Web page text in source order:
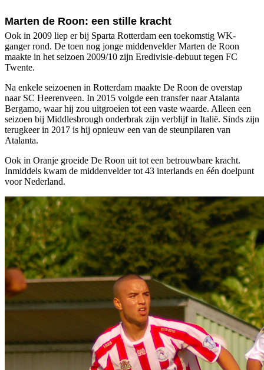
Marten de Roon: een stille kracht
Ook in 2009 liep er bij Sparta Rotterdam een toekomstig WK-
ganger rond. De toen nog jonge middenvelder Marten de Roon
maakte in het seizoen 2009/10 zijn Eredivisie-debuut tegen FC
Twente.
Na enkele seizoenen in Rotterdam maakte De Roon de overstap
naar SC Heerenveen. In 2015 volgde een transfer naar Atalanta
Bergamo, waar hij zou uitgroeien tot een vaste waarde. Alleen een
seizoen bij Middlesbrough onderbrak zijn verblijf in Italië. Sinds zijn
terugkeer in 2017 is hij opnieuw een van de steunpilaren van
Atalanta.
Ook in Oranje groeide De Roon uit tot een betrouwbare kracht.
Inmiddels kwam de middenvelder tot 43 interlands en één doelpunt
voor Nederland.